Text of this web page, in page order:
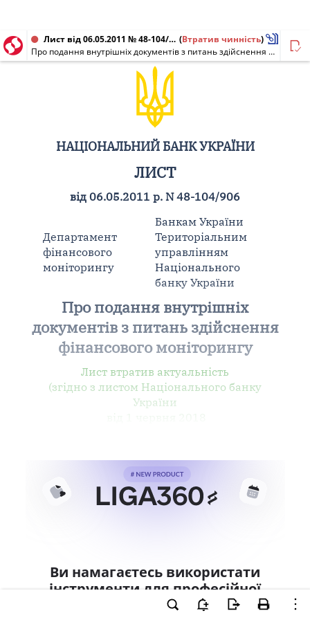
Лист від 06.05.2011 № 48-104/906 (Втратив чинність)
Про подання внутрішніх документів з питань здійснення фінансового моніторингу
НАЦІОНАЛЬНИЙ БАНК УКРАЇНИ
ЛИСТ
від 06.05.2011 р. N 48-104/906
Департамент
фінансового
моніторингу
Банкам України
Територіальним
управлінням
Національного
банку України
Про подання внутрішніх
документів з питань здійснення
фінансового моніторингу
Лист втратив актуальність
(згідно з листом Національного банку
України
Ви намагаєтесь використати
інструменти для професійної
роботи з документом.